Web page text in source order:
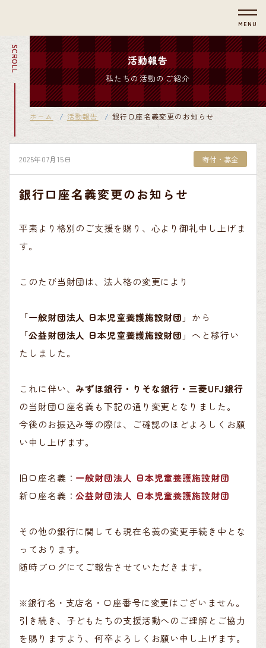
MENU
SCROLL 活動報告
私たちの活動のご紹介
ホーム 活動報告 銀行口座名義変更のお知らせ
2025年07月15日 寄付・募金
銀行口座名義変更のお知らせ
平素より格別のご支援を賜り、心より御礼申し上げま
す。
このたび当財団は、法人格の変更により
「一般財団法人 日本児童養護施設財団 」から
「公益財団法人 日本児童養護施設財団 」へと移行い
たしました。
これに伴い、 みずほ銀行・りそな銀行・三菱UFJ銀行
の当財団口座名義も下記の通り変更となりました。
今後のお振込み等の際は、ご確認のほどよろしくお願
い申し上げます。
旧口座名義： 一般財団法人 日本児童養護施設財団
新口座名義：公益財団法人 日本児童養護施設財団
その他の銀行に関しても現在名義の変更手続き中とな
っております。
随時ブログにてご報告させていただきます。
※銀行名・支店名・口座番号に変更はございません。
引き続き、子どもたちの支援活動へのご理解とご協力
を賜りますよう、何卒よろしくお願い申し上げます。